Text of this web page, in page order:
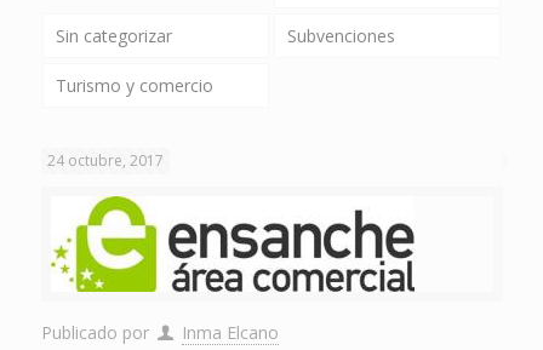
Sin categorizar Subvenciones
Turismo y comercio
24 octubre, 2017
Publicado por Inma Elcano